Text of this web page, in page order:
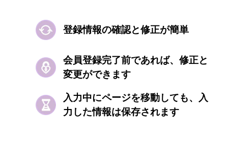
登録情報の確認と修正が簡単​
会員登録完了前であれば、修正と
変更ができます​​​​
入力中にページを移動しても、入
力した情報は保存されます​